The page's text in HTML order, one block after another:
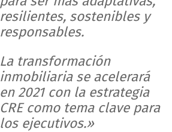
resilientes, sostenibles y
responsables.
La transformación
inmobiliaria se acelerará
en 2021 con la estrategia
CRE como tema clave para
los ejecutivos.»